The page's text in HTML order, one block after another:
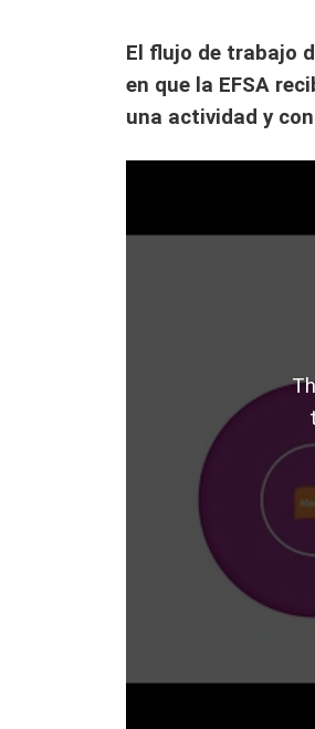
El flujo de trabajo
en que la EFSA
una actividad y
Presunción cualificada de
Partes interesadas